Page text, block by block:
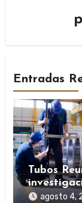
Entradas
Tubos
la SEPI
agosto 4,